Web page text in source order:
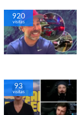
920
visitas
93
visitas